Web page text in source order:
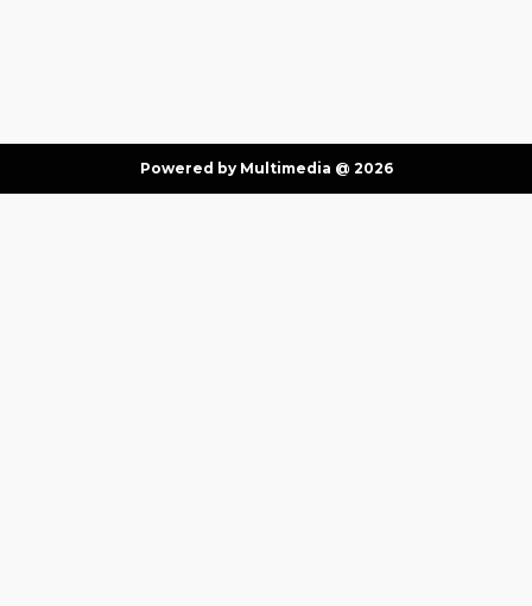
Powered by Multimedia @ 2026